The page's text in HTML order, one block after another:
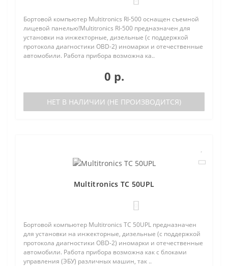
Бортовой компьютер Multitronics RI-500 оснащен съемной
лицевой панелью!Multitronics RI-500 предназначен для
установки на инжекторные, дизельные (с поддержкой
протокола диагностики OBD-2) иномарки и отечественные
автомобили. Работа прибора возможна ка..
0 р.
НЕТ В НАЛИЧИИ (НЕ ПРОИЗВОДИТСЯ)
Multitronics TC 50UPL
Бортовой компьютер Multitronics TC 50UPL предназначен
для установки на инжекторные, дизельные (с поддержкой
протокола диагностики OBD-2) иномарки и отечественные
автомобили. Работа прибора возможна как с блоками
управления (ЭБУ) различных машин, так ..